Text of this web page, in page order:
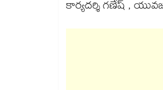
కార్యదర్శి గణేష్ ,